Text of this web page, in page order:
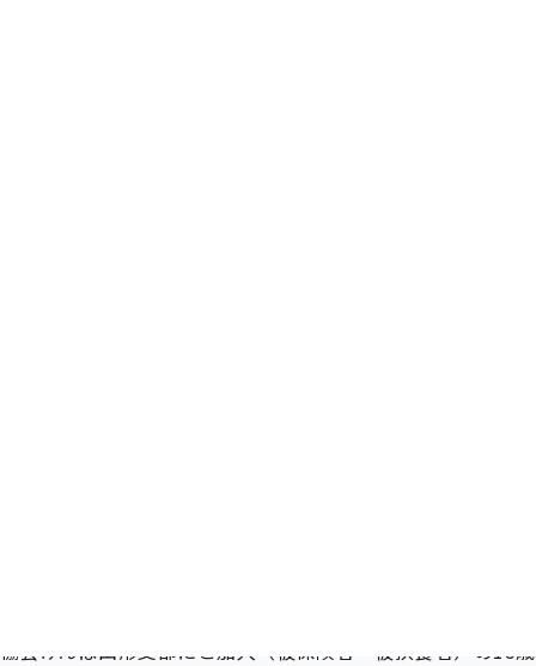
スポーツクラブで健康づ
協会けんぽ山形支部のご加入者さまを対象に、全国のルネ
協会けんぽ山形支部にご加入（ 被保険者 被扶養者）の15